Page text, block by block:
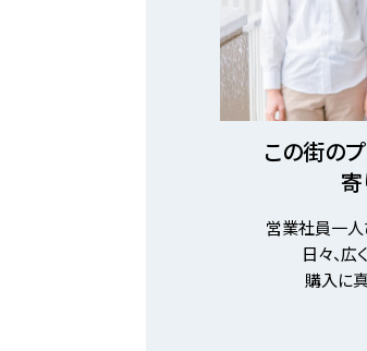
この街の
営業社員一人
日々、広
購入に